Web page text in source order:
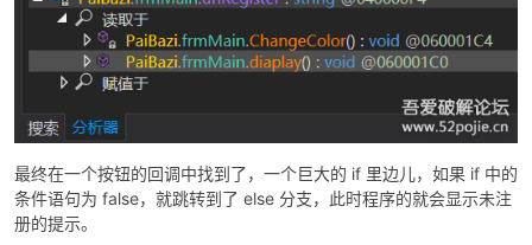
最终在一个按钮的回调中找到了，一个巨大的 if 里边儿，如果 if 中的
条件语句为 false，就跳转到了 else 分支，此时程序的就会显示未注
册的提示。